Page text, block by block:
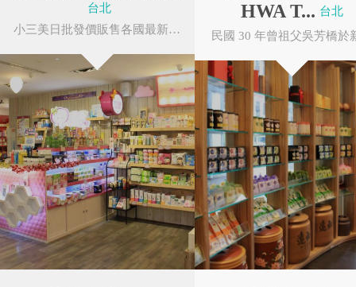
三軍總醫院 國軍歷史文物館
NU SKIN 如新 寶島鐘錶
捷運東門站五號出口
啟用後，吸引了更多
台北市東門永康商圈
台北
小三美日批發價販售各國最新保養品彩妝，保證正品。與世界同步掌握最新訊息，誠信可靠，快速...
HWA T... 台北